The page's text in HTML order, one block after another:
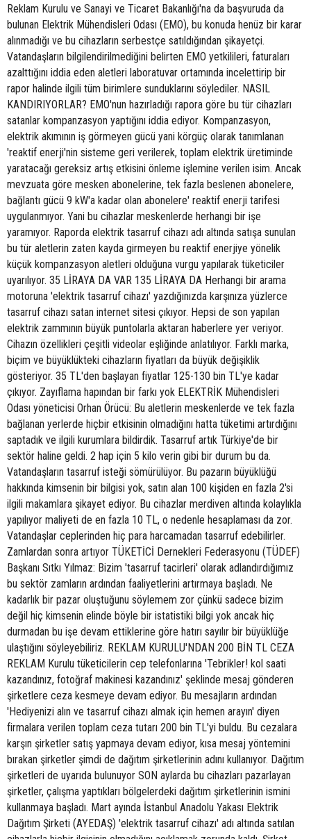
Reklam Kurulu ve Sanayi ve Ticaret Bakanlığı'na da başvuruda da
bulunan Elektrik Mühendisleri Odası (EMO), bu konuda henüz bir karar
alınmadığı ve bu cihazların serbestçe satıldığından şikayetçi.
Vatandaşların bilgilendirilmediğini belirten EMO yetkilileri, faturaları
azalttığını iddia eden aletleri laboratuvar ortamında incelettirip bir
rapor halinde ilgili tüm birimlere sunduklarını söylediler. NASIL
KANDIRIYORLAR? EMO'nun hazırladığı rapora göre bu tür cihazları
satanlar kompanzasyon yaptığını iddia ediyor. Kompanzasyon,
elektrik akımının iş görmeyen gücü yani körgüç olarak tanımlanan
'reaktif enerji'nin sisteme geri verilerek, toplam elektrik üretiminde
yaratacağı gereksiz artış etkisini önleme işlemine verilen isim. Ancak
mevzuata göre mesken abonelerine, tek fazla beslenen abonelere,
bağlantı gücü 9 kW'a kadar olan abonelere' reaktif enerji tarifesi
uygulanmıyor. Yani bu cihazlar meskenlerde herhangi bir işe
yaramıyor. Raporda elektrik tasarruf cihazı adı altında satışa sunulan
bu tür aletlerin zaten kayda girmeyen bu reaktif enerjiye yönelik
küçük kompanzasyon aletleri olduğuna vurgu yapılarak tüketiciler
uyarılıyor. 35 LİRAYA DA VAR 135 LİRAYA DA Herhangi bir arama
motoruna 'elektrik tasarruf cihazı' yazdığınızda karşınıza yüzlerce
tasarruf cihazı satan internet sitesi çıkıyor. Hepsi de son yapılan
elektrik zammının büyük puntolarla aktaran haberlere yer veriyor.
Cihazın özellikleri çeşitli videolar eşliğinde anlatılıyor. Farklı marka,
biçim ve büyüklükteki cihazların fiyatları da büyük değişiklik
gösteriyor. 35 TL'den başlayan fiyatlar 125-130 bin TL'ye kadar
çıkıyor. Zayıflama hapından bir farkı yok ELEKTRİK Mühendisleri
Odası yöneticisi Orhan Örücü: Bu aletlerin meskenlerde ve tek fazla
bağlanan yerlerde hiçbir etkisinin olmadığını hatta tüketimi artırdığını
saptadık ve ilgili kurumlara bildirdik. Tasarruf artık Türkiye'de bir
sektör haline geldi. 2 hap için 5 kilo verin gibi bir durum bu da.
Vatandaşların tasarruf isteği sömürülüyor. Bu pazarın büyüklüğü
hakkında kimsenin bir bilgisi yok, satın alan 100 kişiden en fazla 2'si
ilgili makamlara şikayet ediyor. Bu cihazlar merdiven altında kolaylıkla
yapılıyor maliyeti de en fazla 10 TL, o nedenle hesaplaması da zor.
Vatandaşlar ceplerinden hiç para harcamadan tasarruf edebilirler.
Zamlardan sonra artıyor TÜKETİCİ Dernekleri Federasyonu (TÜDEF)
Başkanı Sıtkı Yılmaz: Bizim 'tasarruf tacirleri' olarak adlandırdığımız
bu sektör zamların ardından faaliyetlerini artırmaya başladı. Ne
kadarlık bir pazar oluştuğunu söylemem zor çünkü sadece bizim
değil hiç kimsenin elinde böyle bir istatistiki bilgi yok ancak hiç
durmadan bu işe devam ettiklerine göre hatırı sayılır bir büyüklüğe
ulaştığını söyleyebiliriz. REKLAM KURULU'NDAN 200 BİN TL CEZA
REKLAM Kurulu tüketicilerin cep telefonlarına 'Tebrikler! kol saati
kazandınız, fotoğraf makinesi kazandınız' şeklinde mesaj gönderen
şirketlere ceza kesmeye devam ediyor. Bu mesajların ardından
'Hediyenizi alın ve tasarruf cihazı almak için hemen arayın' diyen
firmalara verilen toplam ceza tutarı 200 bin TL'yi buldu. Bu cezalara
karşın şirketler satış yapmaya devam ediyor, kısa mesaj yöntemini
bırakan şirketler şimdi de dağıtım şirketlerinin adını kullanıyor. Dağıtım
şirketleri de uyarıda bulunuyor SON aylarda bu cihazları pazarlayan
şirketler, çalışma yaptıkları bölgelerdeki dağıtım şirketlerinin ismini
kullanmaya başladı. Mart ayında İstanbul Anadolu Yakası Elektrik
Dağıtım Şirketi (AYEDAŞ) 'elektrik tasarruf cihazı' adı altında satılan